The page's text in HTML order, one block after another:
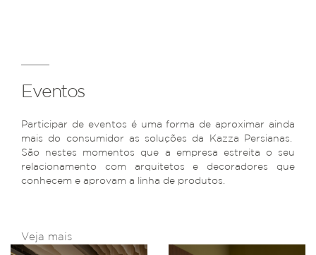
Eventos
Participar de eventos é uma forma de aproximar ainda
mais do consumidor as soluções da Kazza Persianas.
São nestes momentos que a empresa estreita o seu
relacionamento com arquitetos e decoradores que
conhecem e aprovam a linha de produtos.
Veja mais